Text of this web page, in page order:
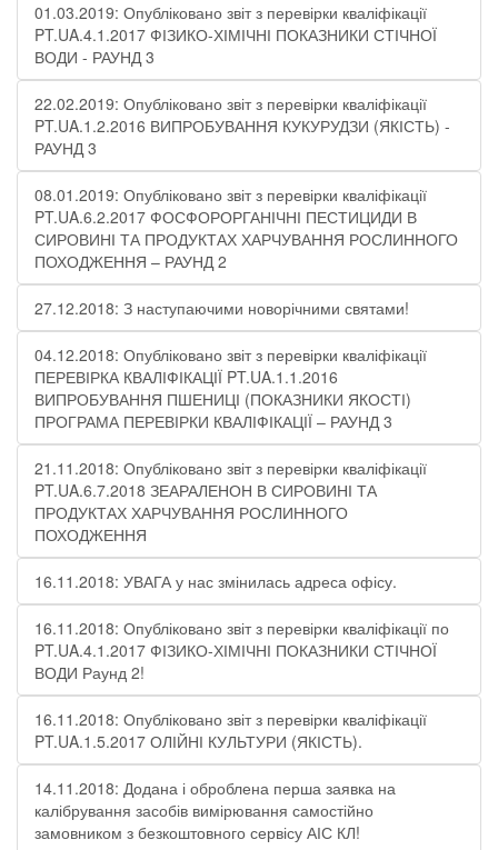
01.03.2019: Опубліковано звіт з перевірки кваліфікації
PT.UA.4.1.2017 ФІЗИКО-ХІМІЧНІ ПОКАЗНИКИ СТІЧНОЇ
ВОДИ - РАУНД 3
22.02.2019: Опубліковано звіт з перевірки кваліфікації
PT.UA.1.2.2016 ВИПРОБУВАННЯ КУКУРУДЗИ (ЯКІСТЬ) -
РАУНД 3
08.01.2019: Опубліковано звіт з перевірки кваліфікації
PT.UA.6.2.2017 ФОСФОРОРГАНІЧНІ ПЕСТИЦИДИ В
СИРОВИНІ ТА ПРОДУКТАХ ХАРЧУВАННЯ РОСЛИННОГО
ПОХОДЖЕННЯ – РАУНД 2
27.12.2018: З наступаючими новорічними святами!
04.12.2018: Опубліковано звіт з перевірки кваліфікації
ПЕРЕВІРКА КВАЛІФІКАЦІЇ PT.UA.1.1.2016
ВИПРОБУВАННЯ ПШЕНИЦІ (ПОКАЗНИКИ ЯКОСТІ)
ПРОГРАМА ПЕРЕВІРКИ КВАЛІФІКАЦІЇ – РАУНД 3
21.11.2018: Опубліковано звіт з перевірки кваліфікації
PT.UA.6.7.2018 ЗЕАРАЛЕНОН В СИРОВИНІ ТА
ПРОДУКТАХ ХАРЧУВАННЯ РОСЛИННОГО
ПОХОДЖЕННЯ
16.11.2018: УВАГА у нас змінилась адреса офісу.
16.11.2018: Опубліковано звіт з перевірки кваліфікації по
PT.UA.4.1.2017 ФІЗИКО-ХІМІЧНІ ПОКАЗНИКИ СТІЧНОЇ
ВОДИ Раунд 2!
16.11.2018: Опубліковано звіт з перевірки кваліфікації
PT.UA.1.5.2017 ОЛІЙНІ КУЛЬТУРИ (ЯКІСТЬ).
14.11.2018: Додана і оброблена перша заявка на
калібрування засобів вимірювання самостійно
замовником з безкоштовного сервісу АІС КЛ!